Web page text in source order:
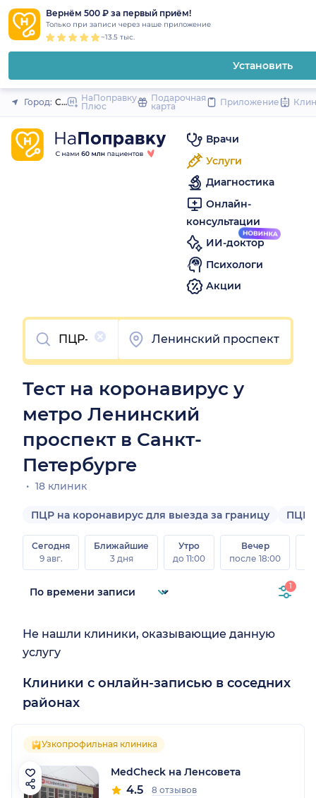
Вернём 500 ₽ за первый приём!
Только при записи через наше приложение
~13.5 тыс.
Установить
Закрыть
Город: Санкт-Петербург
НаПоправку
Плюс
Подарочная
карта
Приложение
Врачи
Услуги
Диагностика
Онлайн-
консультации
ИИ-доктор
Психологи
Акции
Очистить
Ленинский проспект
Тест на коронавирус у
метро Ленинский
проспект в Санкт-
Петербурге
18 клиник
ПЦР на коронавирус для выезда за границу ПЦР-
Сегодня
9 авг.
Ближайшие
3 дня
Утро
до 11:00
Вечер
после 18:00
1
Не нашли клиники, оказывающие данную
услугу
Клиники с онлайн-записью в соседних
районах
Узкопрофильная клиника
MedCheck на Ленсовета
4.5 8 отзывов